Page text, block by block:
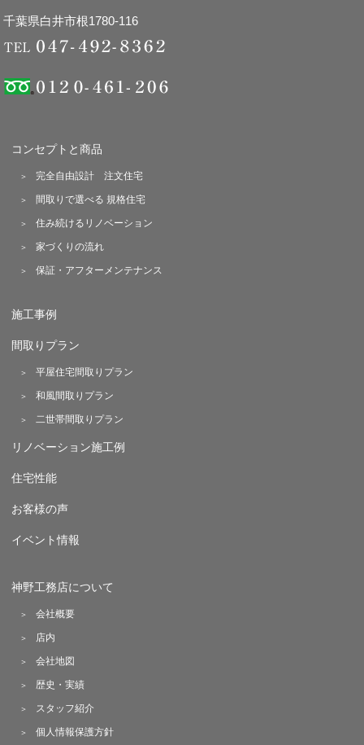
千葉県白井市根1780-116
コンセプトと商品
完全自由設計 注文住宅
間取りで選べる 規格住宅
住み続けるリノベーション
家づくりの流れ
保証・アフターメンテナンス
施工事例
間取りプラン
平屋住宅間取りプラン
和風間取りプラン
二世帯間取りプラン
リノベーション施工例
住宅性能
お客様の声
イベント情報
神野工務店について
会社概要
店内
会社地図
歴史・実績
スタッフ紹介
個人情報保護方針